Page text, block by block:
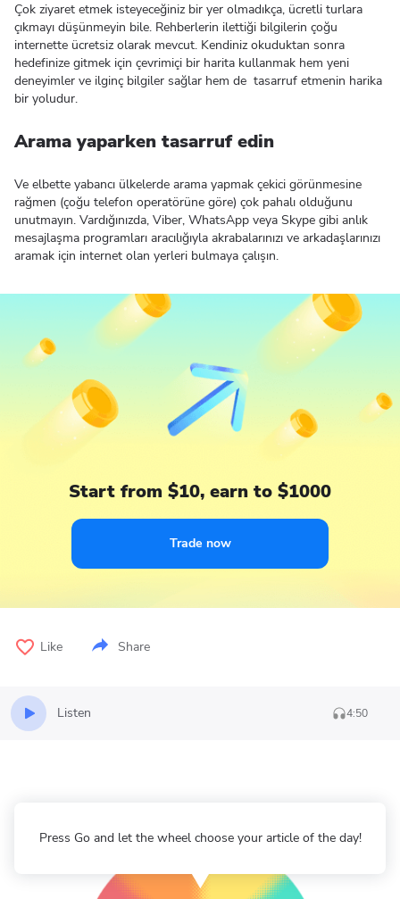
Çok ziyaret etmek isteyeceğiniz bir yer olmadıkça, ücretli turlara
çıkmayı düşünmeyin bile. Rehberlerin ilettiği bilgilerin çoğu
internette ücretsiz olarak mevcut. Kendiniz okuduktan sonra
hedefinize gitmek için çevrimiçi bir harita kullanmak hem yeni
deneyimler ve ilginç bilgiler sağlar hem de tasarruf etmenin harika
bir yoludur.
Arama yaparken tasarruf edin
Ve elbette yabancı ülkelerde arama yapmak çekici görünmesine
rağmen (çoğu telefon operatörüne göre) çok pahalı olduğunu
unutmayın. Vardığınızda, Viber, WhatsApp veya Skype gibi anlık
mesajlaşma programları aracılığıyla akrabalarınızı ve arkadaşlarınızı
aramak için internet olan yerleri bulmaya çalışın.
Start from $10, earn to $1000
Trade now
Like Share
Listen 4:50
Press Go and let the wheel choose your article of the day!